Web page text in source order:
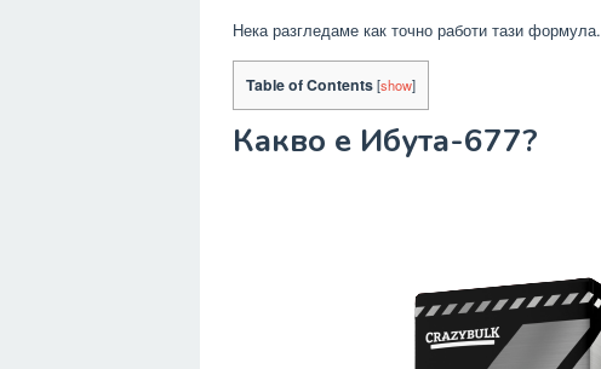
Нека разгледаме как точно работи тази формула.
Table of Contents[show]
Какво е Ибута-677?